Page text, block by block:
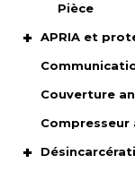
Pièce
APRIA et
Couverture
Compresseur